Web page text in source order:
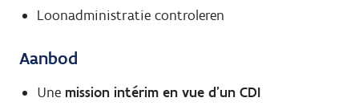
Loonadministratie controleren
Aanbod
Une mission intérim en vue d'un CDI